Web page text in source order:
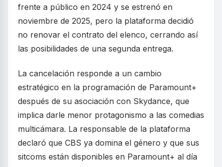
frente a público en 2024 y se estrenó en
noviembre de 2025, pero la plataforma decidió
no renovar el contrato del elenco, cerrando así
las posibilidades de una segunda entrega.
La cancelación responde a un cambio
estratégico en la programación de Paramount+
después de su asociación con Skydance, que
implica darle menor protagonismo a las comedias
multicámara. La responsable de la plataforma
declaró que CBS ya domina el género y que sus
sitcoms están disponibles en Paramount+ al día